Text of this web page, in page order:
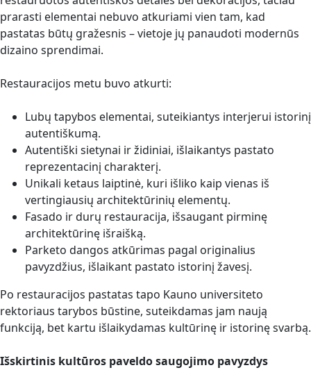
prarasti elementai nebuvo atkuriami vien tam, kad
pastatas būtų gražesnis – vietoje jų panaudoti modernūs
dizaino sprendimai.
Restauracijos metu buvo atkurti:
Lubų tapybos elementai, suteikiantys interjerui istorinį
autentiškumą.
Autentiški sietynai ir židiniai, išlaikantys pastato
reprezentacinį charakterį.
Unikali ketaus laiptinė, kuri išliko kaip vienas iš
vertingiausių architektūrinių elementų.
Fasado ir durų restauracija, išsaugant pirminę
architektūrinę išraišką.
Parketo dangos atkūrimas pagal originalius
pavyzdžius, išlaikant pastato istorinį žavesį.
Po restauracijos pastatas tapo Kauno universiteto
rektoriaus tarybos būstine, suteikdamas jam naują
funkciją, bet kartu išlaikydamas kultūrinę ir istorinę svarbą.
Išskirtinis kultūros paveldo saugojimo pavyzdys